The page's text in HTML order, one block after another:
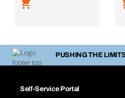
PUSHING THE
Self-Service Portal